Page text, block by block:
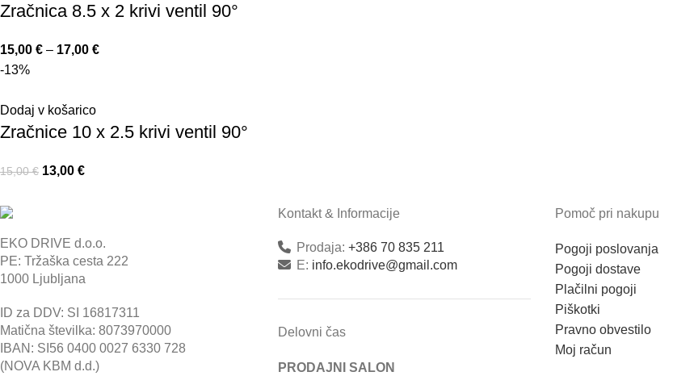
Zračnica 8.5 x 2 krivi ventil 90°
15,00 € – 17,00 €
-13%
Dodaj v košarico
Zračnice 10 x 2.5 krivi ventil 90°
15,00€ 13,00 €
EKO DRIVE d.o.o.
PE: Tržaška cesta 222
1000 Ljubljana
ID za DDV: SI 16817311
Matična številka: 8073970000
IBAN: SI56 0400 0027 6330 728
(NOVA KBM d.d.)
Kontakt & Informacije
Prodaja: +386 70 835 211
E: info.ekodrive@gmail.com
Delovni čas
PRODAJNI SALON
Pomoč pri nakupu
Pogoji poslovanja
Pogoji dostave
Plačilni pogoji
Piškotki
Pravno obvestilo
Moj račun